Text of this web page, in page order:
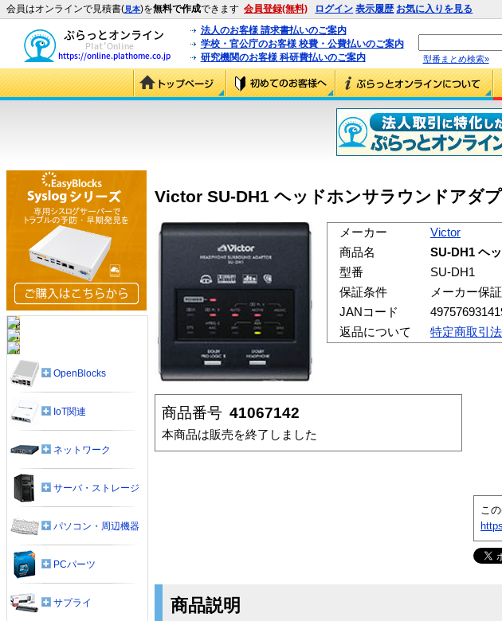
会員はオンラインで見積書(見本)を無料で作成できます 会員登録(無料) ログイン 表示履歴 お気に入りを見る
法人のお客様 請求書払いのご案内
学校・官公庁のお客様 校費・公費払いのご案内
研究機関のお客様 科研費払いのご案内
型番まとめ検索»
Victor SU-DH1 ヘッドホンサラウンドアダ
メーカー
Victor
商品名
SU-DH1 ヘ
型番
SU-DH1
保証条件
メーカー保証
JANコード
返品について
特定商取引
商品番号 41067142
本商品は販売を終了しました
こ
商品説明
OpenBlocks
IoT関連
ネットワーク
サーバ・ストレージ
パソコン・周辺機器
PCパーツ
サプライ